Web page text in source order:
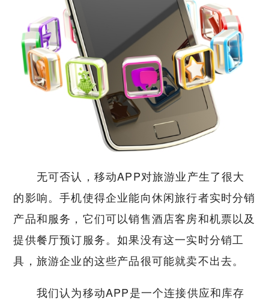
无可否认，移动APP对旅游业产生了很大
的影响。手机使得企业能向休闲旅行者实时分销
产品和服务，它们可以销售酒店客房和机票以及
提供餐厅预订服务。如果没有这一实时分销工
具，旅游企业的这些产品很可能就卖不出去。
我们认为移动APP是一个连接供应和库存